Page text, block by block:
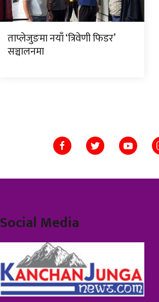
ताप्लेजुङमा नयाँ ‘त्रिवेणी फिडर’
सञ्चालनमा
Social Media